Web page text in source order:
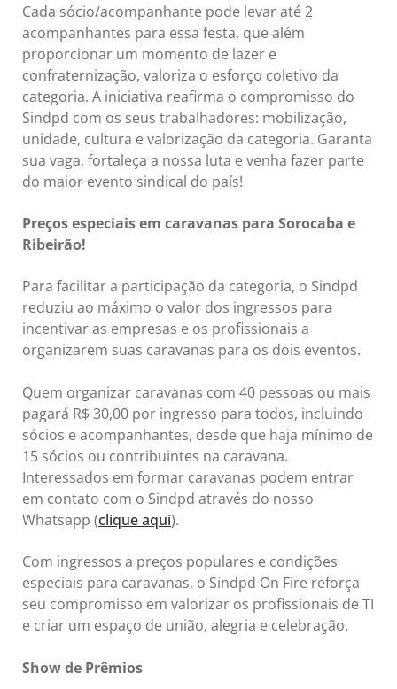
Cada sócio/acompanhante pode levar até 2
acompanhantes para essa festa, que além
proporcionar um momento de lazer e
confraternização, valoriza o esforço coletivo da
categoria. A iniciativa reafirma o compromisso do
Sindpd com os seus trabalhadores: mobilização,
unidade, cultura e valorização da categoria. Garanta
sua vaga, fortaleça a nossa luta e venha fazer parte
do maior evento sindical do país!
Preços especiais em caravanas para Sorocaba e
Ribeirão!
Para facilitar a participação da categoria, o Sindpd
reduziu ao máximo o valor dos ingressos para
incentivar as empresas e os profissionais a
organizarem suas caravanas para os dois eventos.
Quem organizar caravanas com 40 pessoas ou mais
pagará R$ 30,00 por ingresso para todos, incluindo
sócios e acompanhantes, desde que haja mínimo de
15 sócios ou contribuintes na caravana.
Interessados em formar caravanas podem entrar
em contato com o Sindpd através do nosso
Whatsapp (clique aqui).
Com ingressos a preços populares e condições
especiais para caravanas, o Sindpd On Fire reforça
seu compromisso em valorizar os profissionais de TI
e criar um espaço de união, alegria e celebração.
Show de Prêmios